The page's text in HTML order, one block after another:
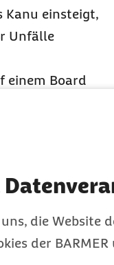
die Website
der
Kanu einsteigt,
Unfälle
einem Board
entspannend
der Natur
und
erfreut
Surfen,
auch in
Viele